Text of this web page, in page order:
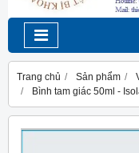
Trang chủ Sản phẩm
Bình tam giác 50ml -